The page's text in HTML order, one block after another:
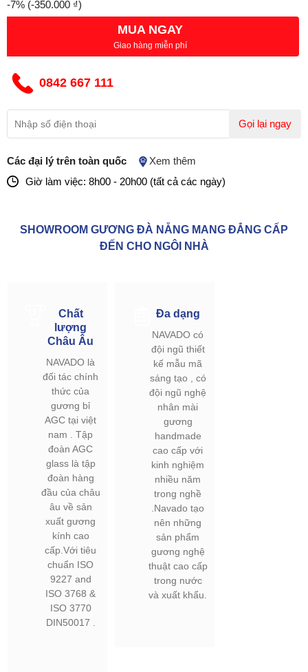
-7% (-350.000 ₫)
MUA NGAY
Giao hàng miễn phí
0842 667 111
Gọi lại ngay
Các đại lý trên toàn quốc
Xem thêm
Giờ làm việc: 8h00 - 20h00 (tất cả các ngày)
SHOWROOM GƯƠNG ĐÀ NẴNG MANG ĐẲNG CẤP
ĐẾN CHO NGÔI NHÀ
Chất
lượng
Châu Âu
NAVADO là
đối tác chính
thức của
gương bỉ
AGC tại việt
nam . Tập
đoàn AGC
glass là tập
đoàn hàng
đầu của châu
âu về sản
xuất gương
kính cao
cấp.Với tiêu
chuẩn ISO
9227 and
ISO 3768 &
ISO 3770
DIN50017 .
Đa dạng
NAVADO có
đội ngũ thiết
kế mẫu mã
sáng tạo , có
đội ngũ nghệ
nhân mài
gương
handmade
cao cấp với
kinh nghiệm
nhiều năm
trong nghề
.Navado tạo
nên những
sản phẩm
gương nghệ
thuật cao cấp
trong nước
và xuất khẩu.